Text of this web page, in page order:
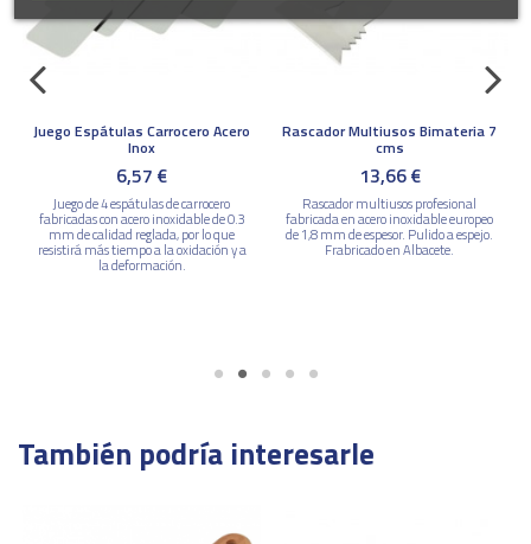
Juego Espátulas Carrocero Acero
Inox
6,57 €
Juego de 4 espátulas de carrocero
fabricadas con acero inoxidable de 0.3
mm de calidad reglada, por lo que
resistirá más tiempo a la oxidación y a
la deformación.
Rascador Multiusos Bimateria 7
cms
13,66 €
Rascador multiusos profesional
fabricada en acero inoxidable europeo
de 1,8 mm de espesor. Pulido a espejo.
Frabricado en Albacete.
También podría interesarle